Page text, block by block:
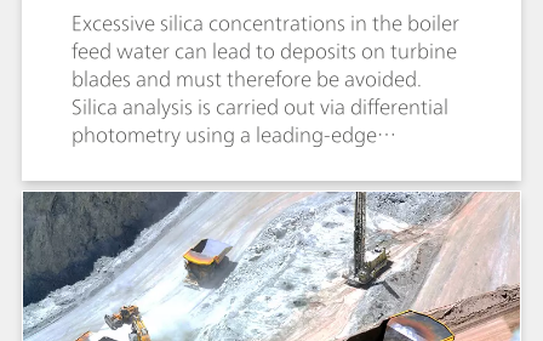
Excessive silica concentrations in the boiler
feed water can lead to deposits on turbine
blades and must therefore be avoided.
Silica analysis is carried out via differential
photometry using a leading-edge
for non-sample contact at the detector.
Typical concentration ranges for silica are
0–50 ppb and 0–1 ppm or higher.